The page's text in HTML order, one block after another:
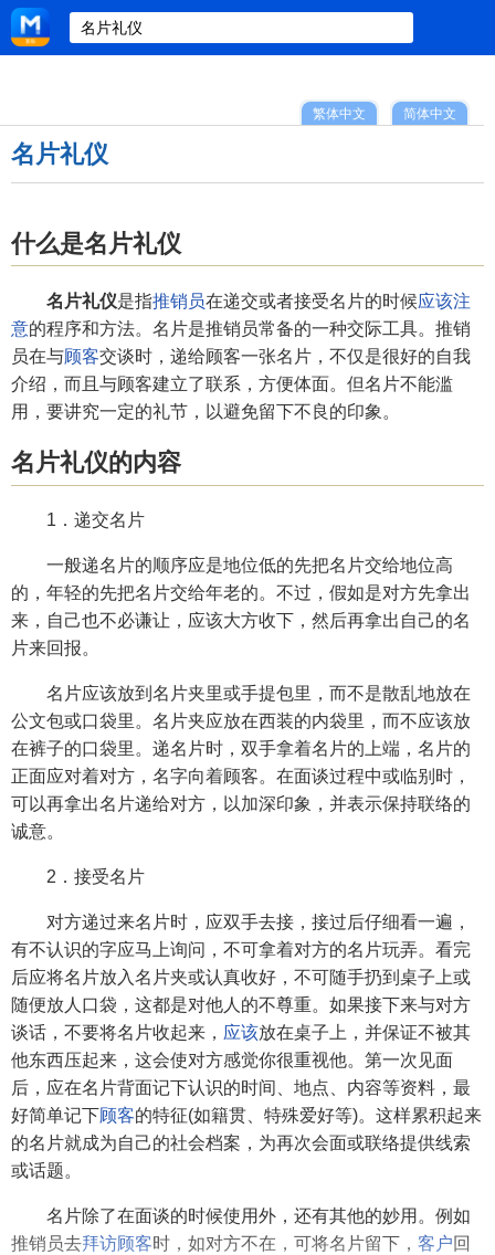
简体中文
繁体中文
名片礼仪
什么是名片礼仪
名片礼仪是指推销员在递交或者接受名片的时候应该注
意的程序和方法。名片是推销员常备的一种交际工具。推销
员在与顾客交谈时，递给顾客一张名片，不仅是很好的自我
介绍，而且与顾客建立了联系，方便体面。但名片不能滥
用，要讲究一定的礼节，以避免留下不良的印象。
名片礼仪的内容
1．递交名片
一般递名片的顺序应是地位低的先把名片交给地位高
的，年轻的先把名片交给年老的。不过，假如是对方先拿出
来，自己也不必谦让，应该大方收下，然后再拿出自己的名
片来回报。
名片应该放到名片夹里或手提包里，而不是散乱地放在
公文包或口袋里。名片夹应放在西装的内袋里，而不应该放
在裤子的口袋里。递名片时，双手拿着名片的上端，名片的
正面应对着对方，名字向着顾客。在面谈过程中或临别时，
可以再拿出名片递给对方，以加深印象，并表示保持联络的
诚意。
2．接受名片
对方递过来名片时，应双手去接，接过后仔细看一遍，
有不认识的字应马上询问，不可拿着对方的名片玩弄。看完
后应将名片放入名片夹或认真收好，不可随手扔到桌子上或
随便放人口袋，这都是对他人的不尊重。如果接下来与对方
谈话，不要将名片收起来， 应该放在桌子上，并保证不被其
他东西压起来，这会使对方感觉你很重视他。第一次见面
后，应在名片背面记下认识的时间、地点、内容等资料，最
好简单记下顾客的特征(如籍贯、特殊爱好等)。这样累积起来
的名片就成为自己的社会档案，为再次会面或联络提供线索
或话题。
名片除了在面谈的时候使用外，还有其他的妙用。例如
推销员去拜访顾客时，如对方不在，可将名片留下， 客户回